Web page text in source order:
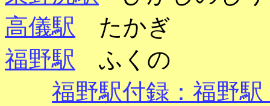
高儀駅 たかぎ
福野駅 ふくの
福野駅付録：福野